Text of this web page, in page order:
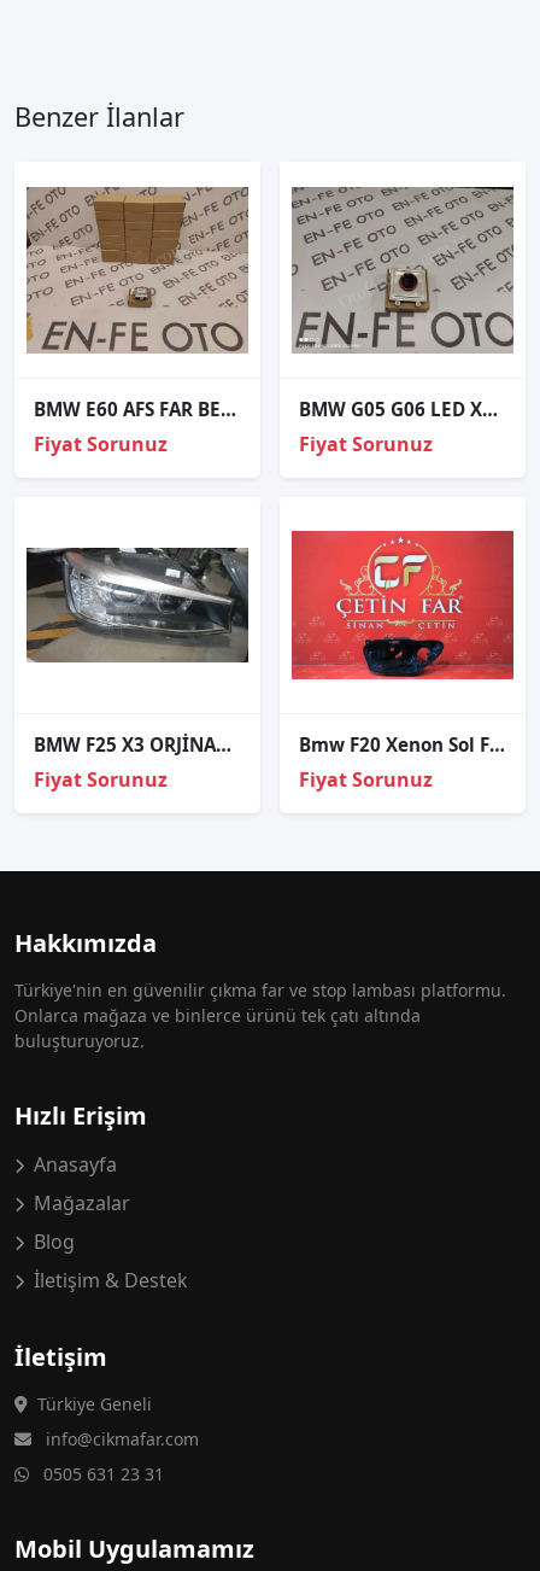
Benzer İlanlar
BMW E60 AFS FAR BEYNİ SIFIR 63127189312 7189312
Fiyat Sorunuz
BMW G05 G06 LED XENON FAR BEYNİ 7933360 63117933360
Fiyat Sorunuz
BMW F25 X3 ORJİNAL ÇIKMA SAĞ FAR
Fiyat Sorunuz
Bmw F20 Xenon Sol Far Kasasi
Fiyat Sorunuz
Hakkımızda
Türkiye'nin en güvenilir çıkma far ve stop lambası platformu.
Onlarca mağaza ve binlerce ürünü tek çatı altında
buluşturuyoruz.
Hızlı Erişim
Anasayfa
Mağazalar
Blog
İletişim & Destek
İletişim
Türkiye Geneli
info@cikmafar.com
0505 631 23 31
Mobil Uygulamamız